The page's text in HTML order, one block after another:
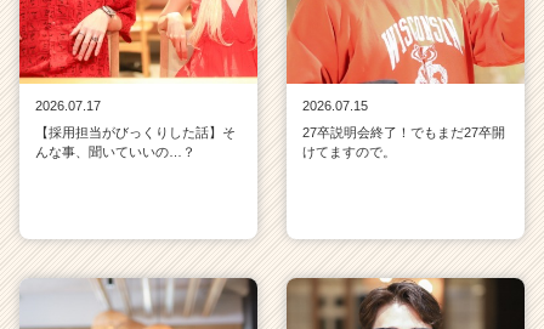
2026.07.17
【採用担当がびっくりした話】そ
んな事、聞いていいの…？
2026.07.15
27卒説明会終了！でもまだ27卒開
けてますので。